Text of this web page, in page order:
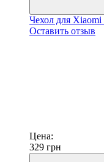
Чехол для
Оставить отзыв
Цена:
329 грн